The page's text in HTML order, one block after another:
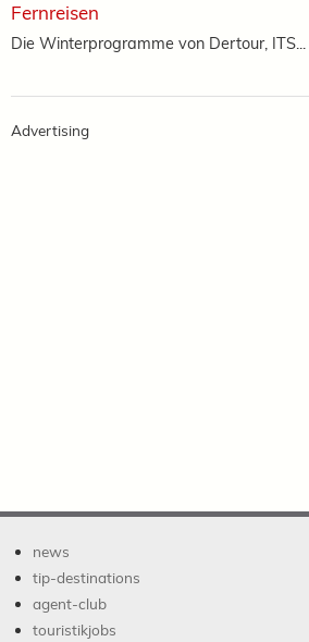
Fernreisen
Die Winterprogramme von Dertour, ITS...
Advertising
news
tip-destinations
agent-club
touristikjobs